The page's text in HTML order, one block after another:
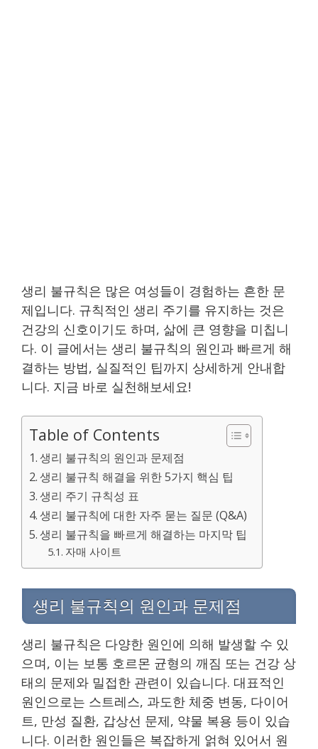
생리 불규칙은 많은 여성들이 경험하는 흔한 문
제입니다. 규칙적인 생리 주기를 유지하는 것은
건강의 신호이기도 하며, 삶에 큰 영향을 미칩니
다. 이 글에서는 생리 불규칙의 원인과 빠르게 해
결하는 방법, 실질적인 팁까지 상세하게 안내합
니다. 지금 바로 실천해보세요!
Table of Contents
생리 불규칙의 원인과 문제점
생리 불규칙 해결을 위한 5가지 핵심 팁
생리 주기 규칙성 표
생리 불규칙에 대한 자주 묻는 질문 (Q&A)
생리 불규칙을 빠르게 해결하는 마지막 팁
자매 사이트
생리 불규칙의 원인과 문제점
생리 불규칙은 다양한 원인에 의해 발생할 수 있
으며, 이는 보통 호르몬 균형의 깨짐 또는 건강 상
태의 문제와 밀접한 관련이 있습니다. 대표적인
원인으로는 스트레스, 과도한 체중 변동, 다이어
트, 만성 질환, 갑상선 문제, 약물 복용 등이 있습
니다. 이러한 원인들은 복잡하게 얽혀 있어서 원